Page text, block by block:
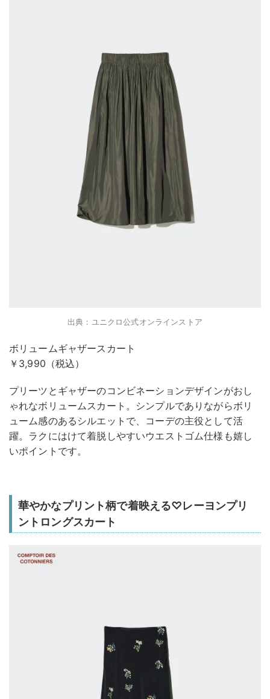
出典：ユニクロ公式オンラインストア
ボリュームギャザースカート
￥3,990（税込）
プリーツとギャザーのコンビネーションデザインがおし
ゃれなボリュームスカート。シンプルでありながらボリ
ューム感のあるシルエットで、コーデの主役として活
躍。ラクにはけて着脱しやすいウエストゴム仕様も嬉し
いポイントです。
華やかなプリント柄で着映える♡レーヨンプリ
ントロングスカート